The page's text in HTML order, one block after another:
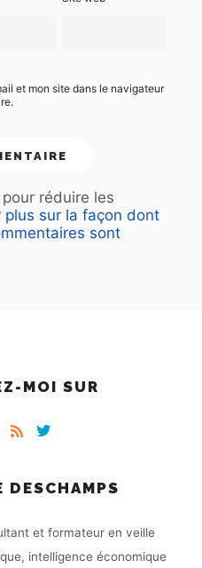
et mon site dans le navigateur
réduire les
plus sur la façon dont
sont
MOI SUR
DESCHAMPS
et formateur en veille
intelligence économique